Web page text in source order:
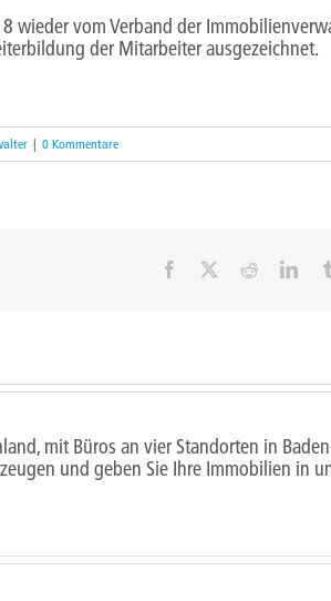
wieder vom Verband der
der Mitarbeiter ausgezeichnet.
| 0 Kommentare
Facebook Reddit
mit Büros an vier Standorten in
und geben Sie Ihre Immobilien in